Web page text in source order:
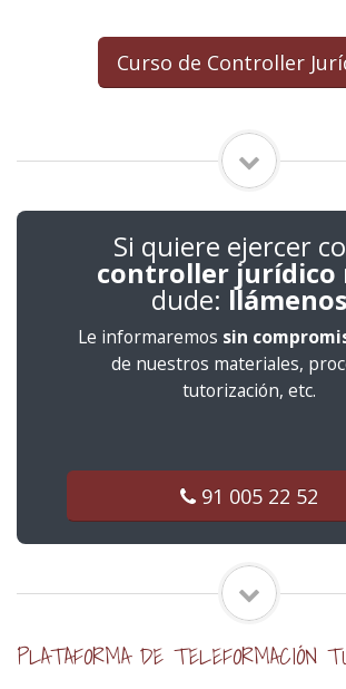
Curso de Controller
Si quiere ejercer
controller jurídico
dude: llámenos
Le informaremos sin
de nuestros materiales,
tutorización, etc.
91 005 22 52
PLATAFORMA DE TELEFORMACIÓN